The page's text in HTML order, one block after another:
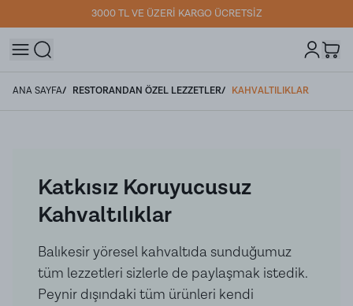
3000 TL VE ÜZERİ KARGO ÜCRETSİZ
ANA SAYFA/ RESTORANDAN ÖZEL LEZZETLER/ KAHVALTILIKLAR
Katkısız Koruyucusuz
Kahvaltılıklar
Balıkesir yöresel kahvaltıda sunduğumuz
tüm lezzetleri sizlerle de paylaşmak istedik.
Peynir dışındaki tüm ürünleri kendi